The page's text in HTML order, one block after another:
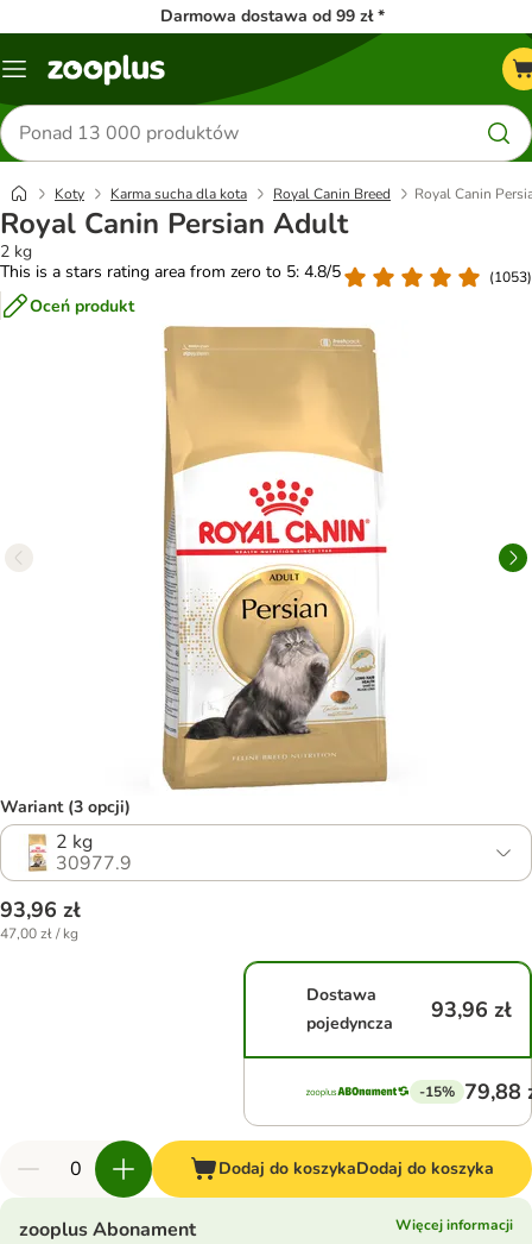
Darmowa dostawa od 99 zł *
Menu
Szukaj
produktów
Koty Karma sucha dla kota Royal Canin Breed Royal Canin
Royal Canin Persian Adult
2 kg
This is a stars rating area from zero to 5: 4.8/5
(1053)
Oceń produkt
Wariant (3 opcji)
2 kg
30977.9
93,96 zł
47,00 zł / kg
Dostawa
pojedyncza
93,96 zł
-15% 79,88
Dodaj do koszykaDodaj do koszyka
zooplus Abonament
Więcej informacji